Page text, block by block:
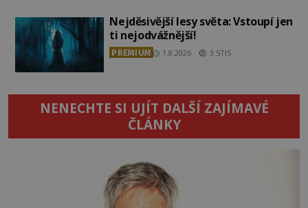
Nejděsivější lesy světa: Vstoupí jen
ti nejodvážnější!
PREMIUM 1.8.2026 3.5TIS
NENECHTE SI UJÍT DALŠÍ ZAJÍMAVÉ
ČLÁNKY